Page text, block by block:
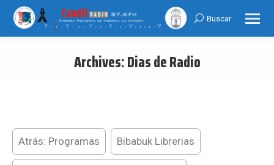
Search:
Buscar
Archives:Dias de Radio
Atrás: Programas Bibabuk Librerias